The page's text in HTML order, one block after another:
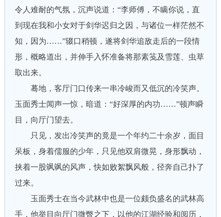
令人难耐的气氛，沉声说道：“李师傅，不瞒你说，直
到现在我和小女对于剑华迟归之因，与诸位一样茫然不
知，因为……”辍口稍顿，遂将剑华追敌走后的一段情
形，概略道出，并伸手入怀准备将那素笺及雪莲、虫草
取出来。
蓦地，客厅门口传来一串冷峻而又低沉的冷笑声。
玉面秀士闻声一惊，暗道：“好深厚的内功……”顿声瞬
目，向厅门望去。
只见，发出冷笑声的竟是一个年约二十余岁，面目
呆板，身着儒服的少年，只见他双肩微晃，身形飘动，
挟着一股飒飒的风声，快如败絮飘风般，径奔自己扑了
过来。
玉面秀士在当今武林中也是一位颇负盛名的武林高
手，他举目向厅门微瞥之下，以他的江湖经验和阅历，